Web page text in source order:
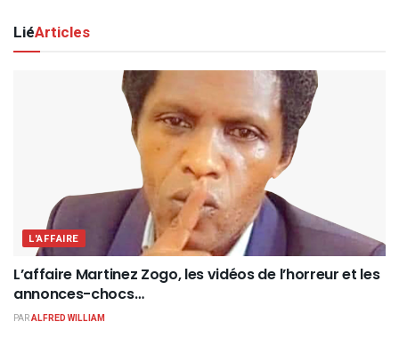
LiéArticles
L'AFFAIRE
L’affaire Martinez Zogo, les vidéos de l’horreur et les
annonces-chocs…
PARALFRED WILLIAM